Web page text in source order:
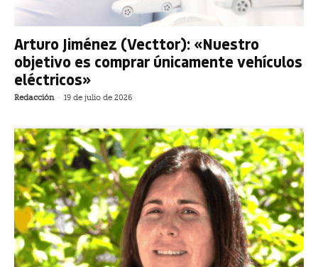
Arturo Jiménez (Vecttor): «Nuestro
objetivo es comprar únicamente vehículos
eléctricos»
Redacción - 19 de julio de 2026